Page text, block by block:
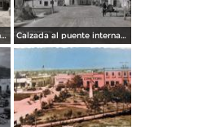
Calzada del puente internacional Calzada al puente internacional